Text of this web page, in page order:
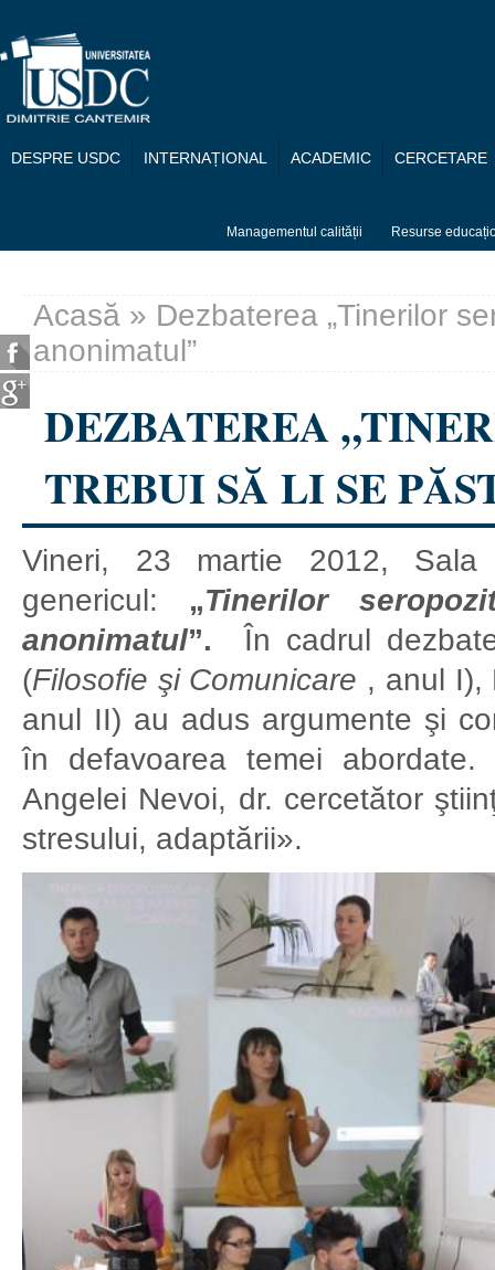
DESPRE USDC INTERNAȚIONAL ACADEMIC CERCETARE
Managementul calității Resurse
Eşti aici
Acasă » Dezbaterea „Tinerilor
anonimatul”
DEZBATEREA
TREBUI SĂ LI SE
Vineri, 23 martie 2012,
genericul: „Tinerilor
anonimatul”. În cadrul
(Filosofie şi Comunicare , anul I),
anul II) au adus argumente şi
în defavoarea temei
Angelei Nevoi, dr. cercetător
stresului, adaptării».